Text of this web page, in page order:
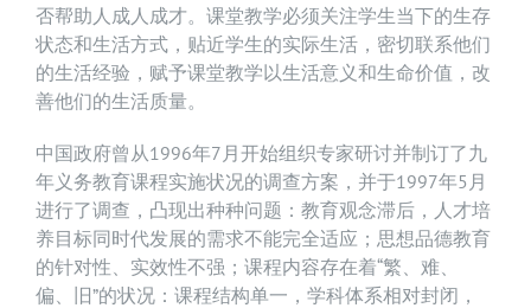
否帮助人成人成才。课堂教学必须关注学生当下的生存
状态和生活方式，贴近学生的实际生活，密切联系他们
的生活经验，赋予课堂教学以生活意义和生命价值，改
善他们的生活质量。
中国政府曾从1996年7月开始组织专家研讨并制订了九
年义务教育课程实施状况的调查方案，并于1997年5月
进行了调查，凸现出种种问题：教育观念滞后，人才培
养目标同时代发展的需求不能完全适应；思想品德教育
的针对性、实效性不强；课程内容存在着“繁、难、
偏、旧”的状况：课程结构单一，学科体系相对封闭，